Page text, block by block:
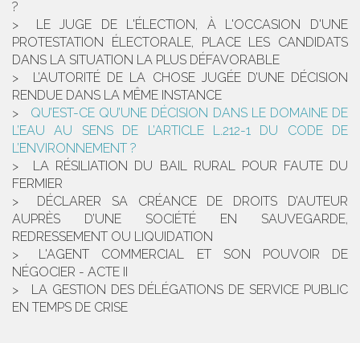
?
LE JUGE DE L'ÉLECTION, À L'OCCASION D'UNE
PROTESTATION ÉLECTORALE, PLACE LES CANDIDATS
DANS LA SITUATION LA PLUS DÉFAVORABLE
L’AUTORITÉ DE LA CHOSE JUGÉE D’UNE DÉCISION
RENDUE DANS LA MÊME INSTANCE
QU’EST-CE QU’UNE DÉCISION DANS LE DOMAINE DE
L’EAU AU SENS DE L’ARTICLE L.212-1 DU CODE DE
L’ENVIRONNEMENT ?
LA RÉSILIATION DU BAIL RURAL POUR FAUTE DU
FERMIER
DÉCLARER SA CRÉANCE DE DROITS D’AUTEUR
AUPRÈS D’UNE SOCIÉTÉ EN SAUVEGARDE,
REDRESSEMENT OU LIQUIDATION
L'AGENT COMMERCIAL ET SON POUVOIR DE
NÉGOCIER - ACTE II
LA GESTION DES DÉLÉGATIONS DE SERVICE PUBLIC
EN TEMPS DE CRISE